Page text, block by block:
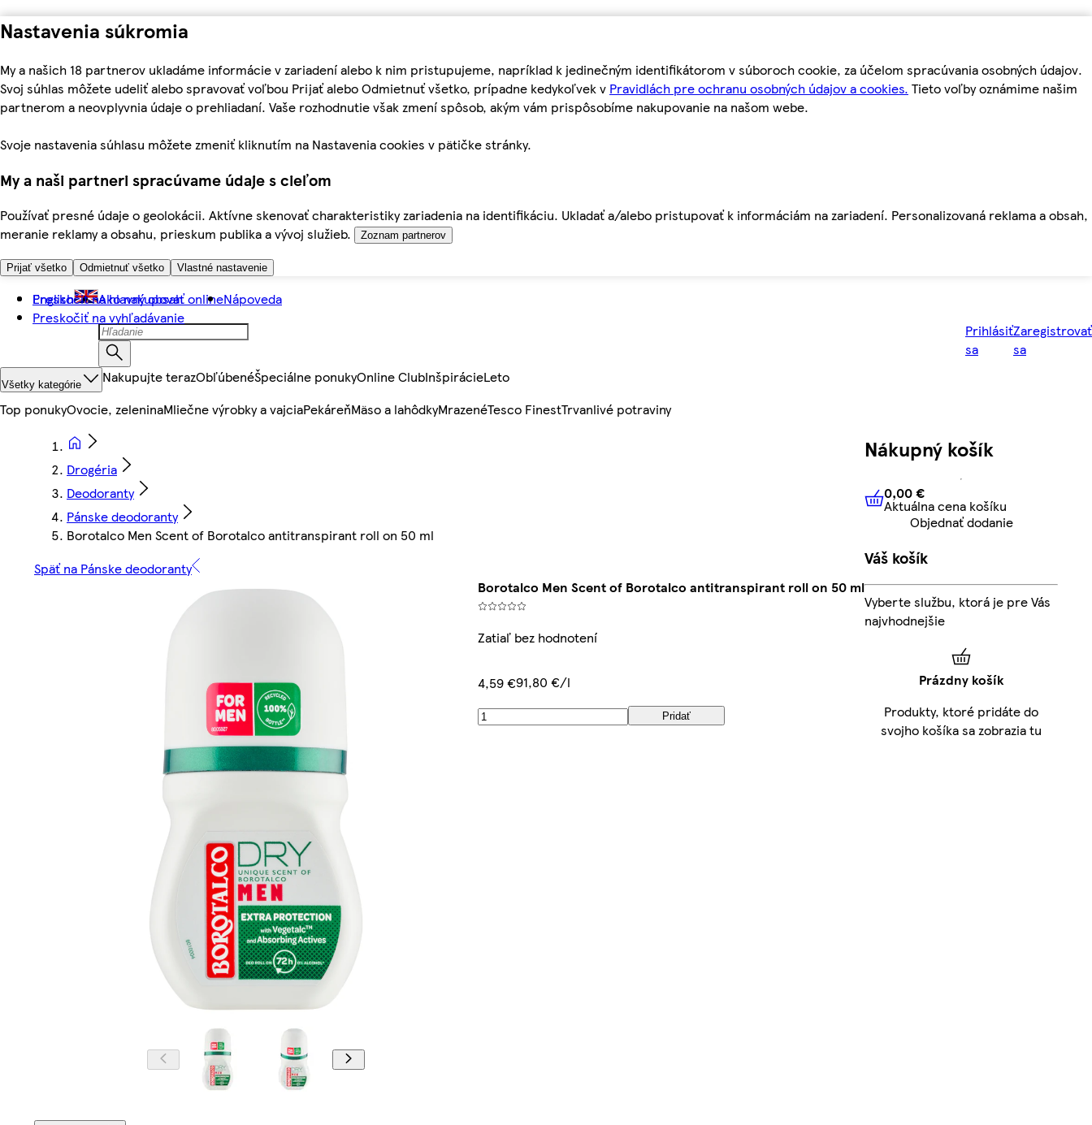
Nastavenia súkromia
My a našich 18 partnerov ukladáme informácie v zariadení alebo k nim pristupujeme, napríklad k jedinečným identifikátorom v súboroch cookie, za účelom spracúvania osobných údajov.
Svoj súhlas môžete udeliť alebo spravovať voľbou Prijať alebo Odmietnuť všetko, prípadne kedykoľvek v Pravidlách pre ochranu osobných údajov a cookies. Tieto voľby oznámime našim
partnerom a neovplyvnia údaje o prehliadaní. Vaše rozhodnutie však zmení spôsob, akým vám prispôsobíme nakupovanie na našom webe.
Svoje nastavenia súhlasu môžete zmeniť kliknutím na Nastavenia cookies v pätičke stránky.
My a naši partneri spracúvame údaje s cieľom
Používať presné údaje o geolokácii. Aktívne skenovať charakteristiky zariadenia na identifikáciu. Ukladať a/alebo pristupovať k informáciám na zariadení. Personalizovaná reklama a obsah,
meranie reklamy a obsahu, prieskum publika a vývoj služieb.
Zoznam partnerov
Prijať všetko Odmietnuť všetko Vlastné nastavenie
Preskočiť na hlavný obsah
Preskočiť na vyhľadávanie
English Ako nakupovať onlineNápoveda
Prihlásiť
sa
Zaregistrovať
sa
Všetky kategórie Nakupujte terazObľúbenéŠpeciálne ponukyOnline ClubInšpirácieLeto
Top ponukyOvocie, zeleninaMliečne výrobky a vajciaPekáreňMäso a lahôdkyMrazenéTesco FinestTrvanlivé potraviny
Drogéria
Deodoranty
Pánske deodoranty
Borotalco Men Scent of Borotalco antitranspirant roll on 50 ml
Späť na Pánske deodoranty
Borotalco Men Scent of Borotalco antitranspirant roll on 50 ml
Zatiaľ bez hodnotení
4,59 €91,80 €/l
Pridať
Nákupný košík
0,00 € Aktuálna cena košíku
0,00 €
Aktuálna cena košíku
Objednať dodanie
Váš košík
Vyberte službu, ktorá je pre Vás
najvhodnejšie
Prázdny košík
Produkty, ktoré pridáte do
svojho košíka sa zobrazia tu